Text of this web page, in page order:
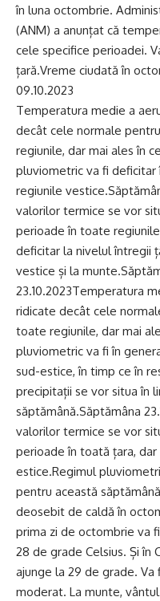
în luna octombrie.
(ANM) a anunțat că
cele specifice perioadei.
țară.Vreme ciudată în
09.10.2023
Temperatura medie a
decât cele normale
regiunile, dar mai ales în
pluviometric va fi deficitar
regiunile
valorilor termice se vor
perioade în toate
deficitar la nivelul întregii
vestice și la
23.10.2023Temperatura
ridicate decât cele
toate regiunile, dar mai
pluviometric va fi în
sud-estice, în timp ce în
precipitații se vor situa în
săptămână.Săptămâna
valorilor termice se vor
perioade în toată țara,
estice.Regimul
pentru această
deosebit de caldă în
prima zi de octombrie va
28 de grade Celsius. Și în
ajunge la 29 de grade. Va
moderat. La munte,